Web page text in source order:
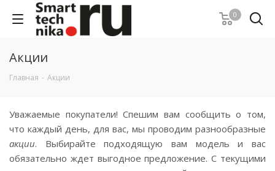
0
Акции
Главная - Акции
Уважаемые покупатели! Спешим вам сообщить о том,
что каждый день, для вас, мы проводим разнообразные
акции. Выбирайте подходящую вам модель и вас
обязательно ждет выгодное предложение. С текущими